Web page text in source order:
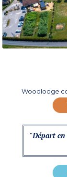
Woodlodge
"Départ en